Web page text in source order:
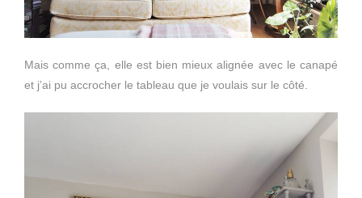
Mais comme ça, elle est bien mieux alignée avec le canapé
et j’ai pu accrocher le tableau que je voulais sur le côté.